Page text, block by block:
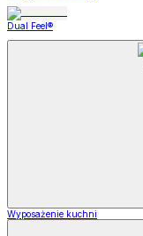
Dual Feel®
Wyposażenie kuchni